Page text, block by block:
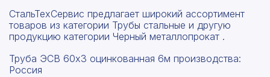
СтальТехСервис предлагает широкий ассортимент
товаров из категории Трубы стальные и другую
продукцию категории Черный металлопрокат .
Труба ЭСВ 60х3 оцинкованная 6м производства:
Россия